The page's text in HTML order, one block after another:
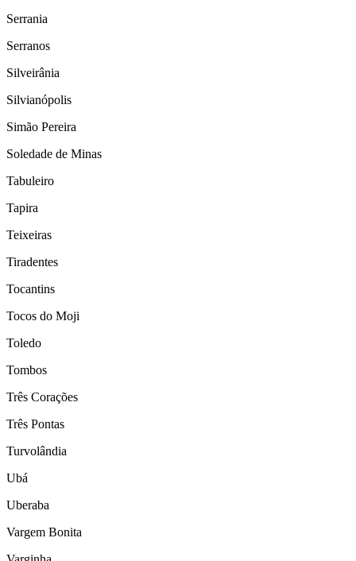
Serrania
Serranos
Silveirânia
Silvianópolis
Simão Pereira
Soledade de Minas
Tabuleiro
Tapira
Teixeiras
Tiradentes
Tocantins
Tocos do Moji
Toledo
Tombos
Três Corações
Três Pontas
Turvolândia
Ubá
Uberaba
Vargem Bonita